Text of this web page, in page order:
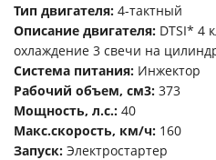
Тип двигателя: 4-тактный
Описание двигателя: DTSI* 4
охлаждение 3 свечи на
Система питания: Инжектор
Рабочий объем, см3: 373
Мощность, л.с.: 40
Макс.скорость, км/ч: 160
Запуск: Электростартер